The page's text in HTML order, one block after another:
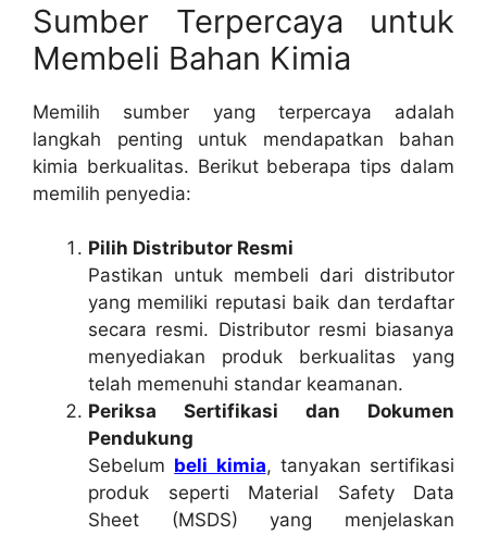
Sumber Terpercaya untuk
Membeli Bahan Kimia
Memilih sumber yang terpercaya adalah
langkah penting untuk mendapatkan bahan
kimia berkualitas. Berikut beberapa tips dalam
memilih penyedia:
Pilih Distributor Resmi
Pastikan untuk membeli dari distributor
yang memiliki reputasi baik dan terdaftar
secara resmi. Distributor resmi biasanya
menyediakan produk berkualitas yang
telah memenuhi standar keamanan.
Periksa Sertifikasi dan Dokumen
Pendukung
Sebelum beli kimia, tanyakan sertifikasi
produk seperti Material Safety Data
Sheet (MSDS) yang menjelaskan